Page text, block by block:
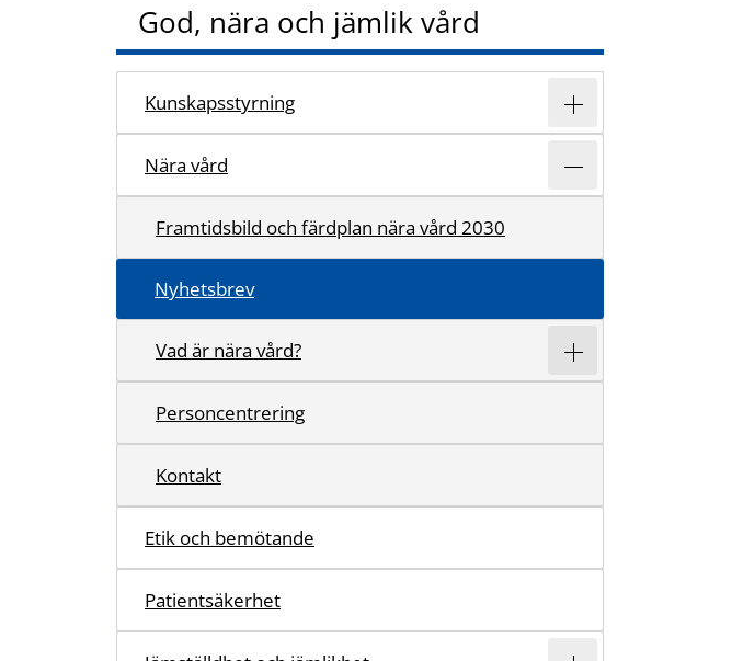
God, nära och jämlik vård
Kunskapsstyrning
Nära vård
Framtidsbild och färdplan nära vård 2030
Nyhetsbrev
Vad är nära vård?
Personcentrering
Kontakt
Etik och bemötande
Patientsäkerhet